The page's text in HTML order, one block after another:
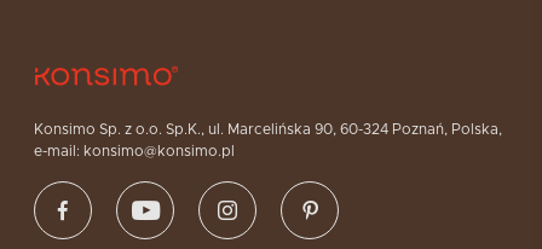
Konsimo Sp. z o.o. Sp.K., ul. Marcelińska 90, 60-324 Poznań, Polska,
e-mail: konsimo@konsimo.pl